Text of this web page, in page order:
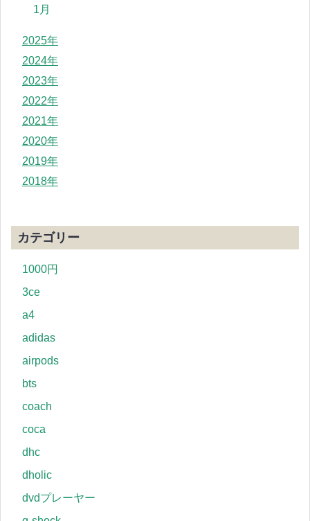
1月
2025年
2024年
2023年
2022年
2021年
2020年
2019年
2018年
カテゴリー
1000円
3ce
a4
adidas
airpods
bts
coach
coca
dhc
dholic
dvdプレーヤー